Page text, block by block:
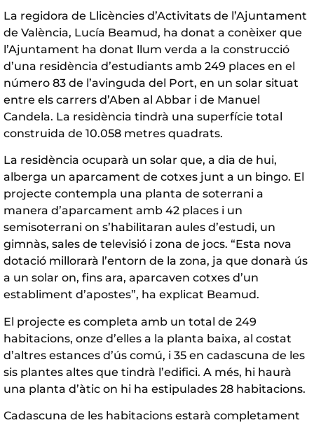
La regidora de Llicències d’Activitats de l’Ajuntament
de València, Lucía Beamud, ha donat a conèixer que
l’Ajuntament ha donat llum verda a la construcció
d’una residència d’estudiants amb 249 places en el
número 83 de l’avinguda del Port, en un solar situat
entre els carrers d’Aben al Abbar i de Manuel
Candela. La residència tindrà una superfície total
construida de 10.058 metres quadrats.
La residència ocuparà un solar que, a dia de hui,
alberga un aparcament de cotxes junt a un bingo. El
projecte contempla una planta de soterrani a
manera d’aparcament amb 42 places i un
semisoterrani on s’habilitaran aules d’estudi, un
gimnàs, sales de televisió i zona de jocs. “Esta nova
dotació millorarà l’entorn de la zona, ja que donarà ús
a un solar on, fins ara, aparcaven cotxes d’un
establiment d’apostes”, ha explicat Beamud.
El projecte es completa amb un total de 249
habitacions, onze d’elles a la planta baixa, al costat
d’altres estances d’ús comú, i 35 en cadascuna de les
sis plantes altes que tindrà l’edifici. A més, hi haurà
una planta d’àtic on hi ha estipulades 28 habitacions.
Cadascuna de les habitacions estarà completament